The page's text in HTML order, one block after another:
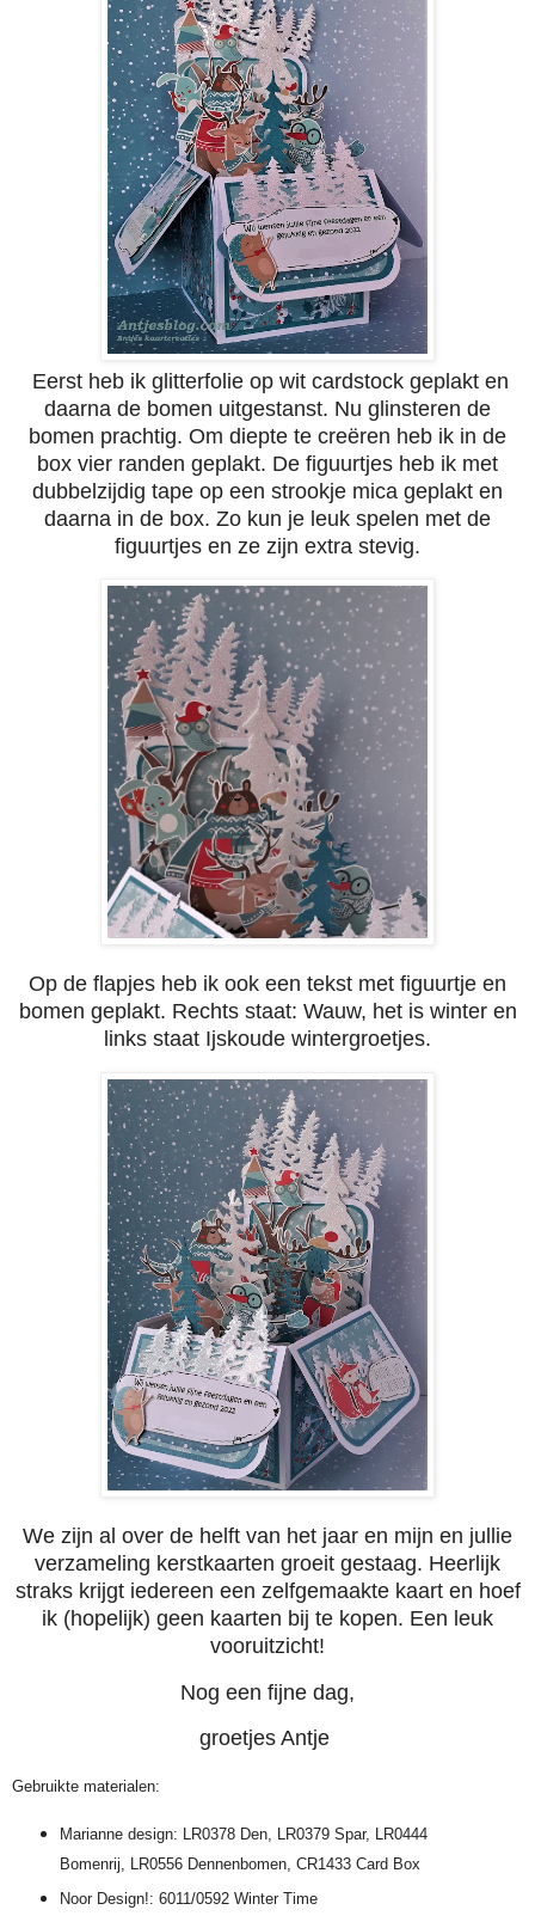
Eerst heb ik glitterfolie op wit cardstock geplakt en
daarna de bomen uitgestanst. Nu glinsteren de
bomen prachtig. Om diepte te creëren heb ik in de
box vier randen geplakt. De figuurtjes heb ik met
dubbelzijdig tape op een strookje mica geplakt en
daarna in de box. Zo kun je leuk spelen met de
figuurtjes en ze zijn extra stevig.
Op de flapjes heb ik ook een tekst met figuurtje en
bomen geplakt. Rechts staat: Wauw, het is winter en
links staat Ijskoude wintergroetjes.
We zijn al over de helft van het jaar en mijn en jullie
verzameling kerstkaarten groeit gestaag. Heerlijk
straks krijgt iedereen een zelfgemaakte kaart en hoef
ik (hopelijk) geen kaarten bij te kopen. Een leuk
vooruitzicht!
Nog een fijne dag,
groetjes Antje
Gebruikte materialen:
Marianne design: LR0378 Den, LR0379 Spar, LR0444
Bomenrij, LR0556 Dennenbomen, CR1433 Card Box
Noor Design!: 6011/0592 Winter Time